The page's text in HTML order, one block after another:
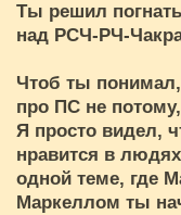
Ты решил
над РСЧ-РЧ-
Чтоб ты
про ПС не
Я просто видел,
нравится в
одной теме, где
Маркеллом ты